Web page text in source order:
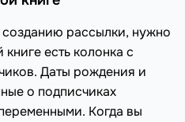
рассылки, нужно
есть колонка с
Даты рождения и
о подписчиках
Когда вы